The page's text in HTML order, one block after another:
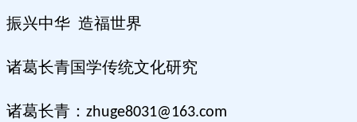
振兴中华 造福世界
诸葛长青国学传统文化研究
诸葛长青： zhuge8031@163.com